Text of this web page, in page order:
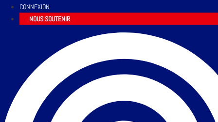
CONNEXION
NOUS SOUTENIR